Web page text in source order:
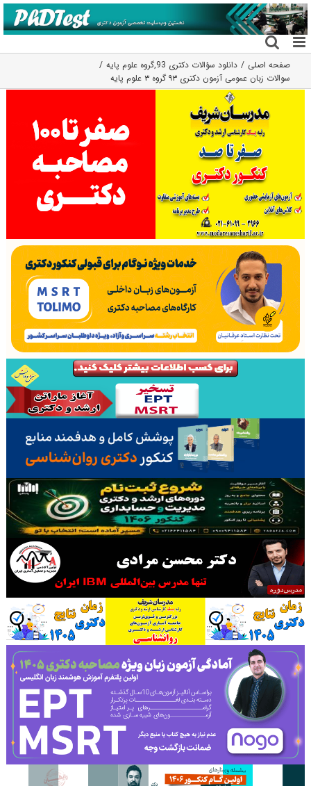
رفتن
به
محتوا
صفحه اصلی دانلود سؤالات دکتری 93 ,گروه علوم پايه
سوالات زبان عمومی آزمون دکتری ۹۳ گروه ۳ علوم پایه